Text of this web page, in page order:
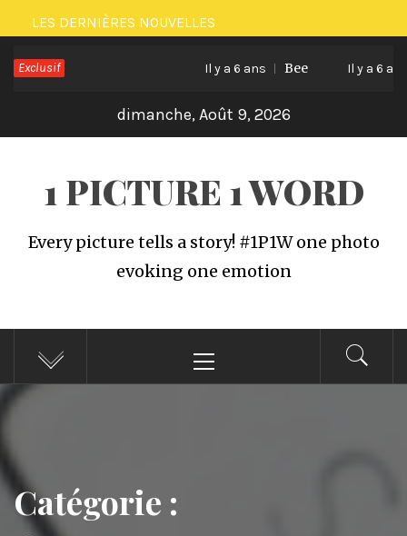
Passer
au
contenu
LES DERNIÈRES NOUVELLES
Exclusif Il y a 6 ans Bee Il y a 6 ans
dimanche, Août 9, 2026
1 PICTURE 1 WORD
Every picture tells a story! #1P1W one photo
evoking one emotion
principal
Catégorie :